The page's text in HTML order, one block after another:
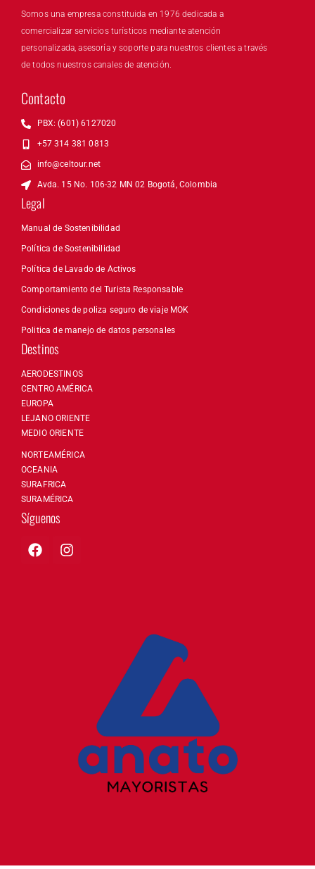
Somos una empresa constituida en 1976 dedicada a
comercializar servicios turísticos mediante atención
personalizada, asesoría y soporte para nuestros clientes a través
de todos nuestros canales de atención.
Contacto
PBX: (601) 6127020
+57 314 381 0813
info@celtour.net
Avda. 15 No. 106-32 MN 02 Bogotá, Colombia
Legal
Manual de Sostenibilidad
Política de Sostenibilidad
Política de Lavado de Activos
Comportamiento del Turista Responsable
Condiciones de poliza seguro de viaje MOK
Politica de manejo de datos personales
Destinos
AERODESTINOS
CENTRO AMÉRICA
EUROPA
LEJANO ORIENTE
MEDIO ORIENTE
NORTEAMÉRICA
OCEANIA
SURAFRICA
SURAMÉRICA
Síguenos